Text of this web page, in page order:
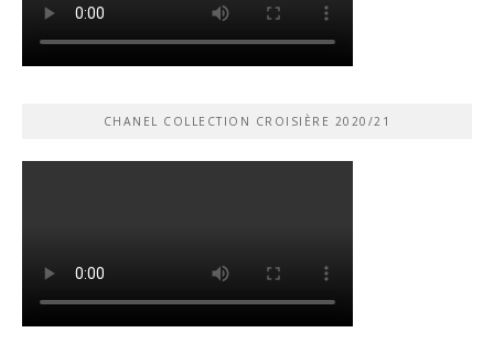
CHANEL COLLECTION CROISIÈRE 2020/21